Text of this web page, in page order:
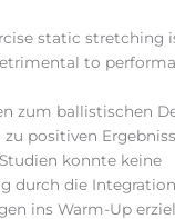
static stretching
to
zum ballistischen
positiven
konnte keine
durch die
ins Warm-Up